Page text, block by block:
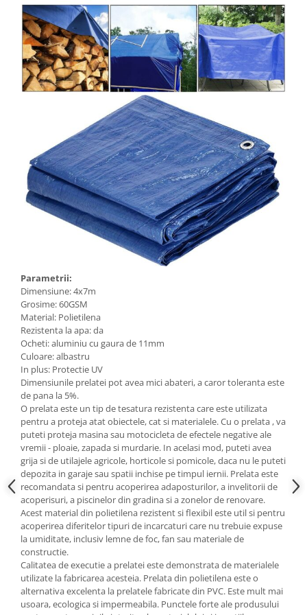
Parametrii:
Dimensiune: 4x7m
Grosime: 60GSM
Material: Polietilena
Rezistenta la apa: da
Ocheti: aluminiu cu gaura de 11mm
Culoare: albastru
In plus: Protectie UV
Dimensiunile prelatei pot avea mici abateri, a caror toleranta este
de pana la 5%.
O prelata este un tip de tesatura rezistenta care este utilizata
pentru a proteja atat obiectele, cat si materialele. Cu o prelata , va
puteti proteja masina sau motocicleta de efectele negative ale
vremii - ploaie, zapada si murdarie. In acelasi mod, puteti avea
grija si de utilajele agricole, horticole si pomicole, daca nu le puteti
depozita in garaje sau spatii inchise pe timpul iernii. Prelata este
recomandata si pentru acoperirea adaposturilor, a invelitorii de
acoperisuri, a piscinelor din gradina si a zonelor de renovare.
Acest material din polietilena rezistent si flexibil este util si pentru
acoperirea diferitelor tipuri de incarcaturi care nu trebuie expuse
la umiditate, inclusiv lemne de foc, fan sau materiale de
constructie.
Calitatea de executie a prelatei este demonstrata de materialele
utilizate la fabricarea acesteia. Prelata din polietilena este o
alternativa excelenta la prelatele fabricate din PVC. Este mult mai
usoara, ecologica si impermeabila. Punctele forte ale produsului